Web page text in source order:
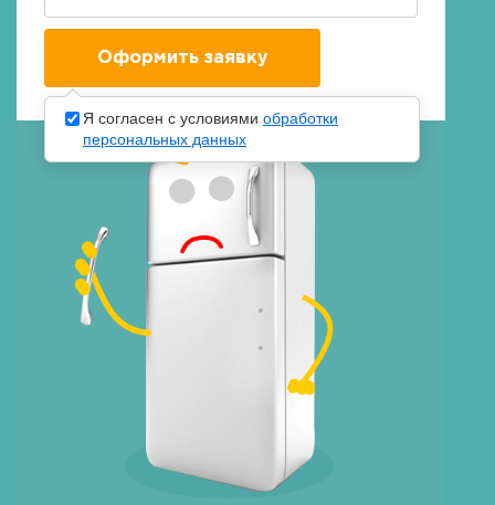
Я согласен с условиями обработки
персональных данных